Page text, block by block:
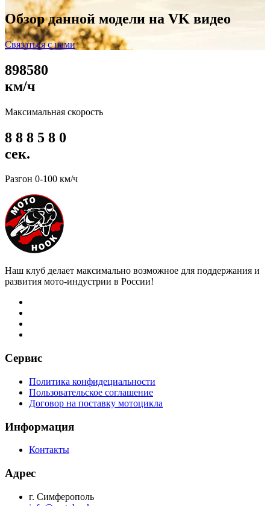
Обзор данной модели на VK видео
Связаться с нами
898580
км/ч
Максимальная скорость
8 8 8 5 8 0
сек.
Разгон 0-100 км/ч
Наш клуб делает максимально возможное для поддержания и
развития мото-индустрии в России!
Сервис
Политика конфидециальности
Пользовательское соглашение
Договор на поставку мотоцикла
Информация
Контакты
Адрес
г. Симферополь